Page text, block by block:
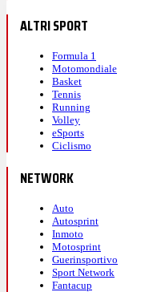
ALTRI SPORT
Formula 1
Motomondiale
Basket
Tennis
Running
Volley
eSports
Ciclismo
NETWORK
Auto
Autosprint
Inmoto
Motosprint
Guerinsportivo
Sport Network
Fantacup